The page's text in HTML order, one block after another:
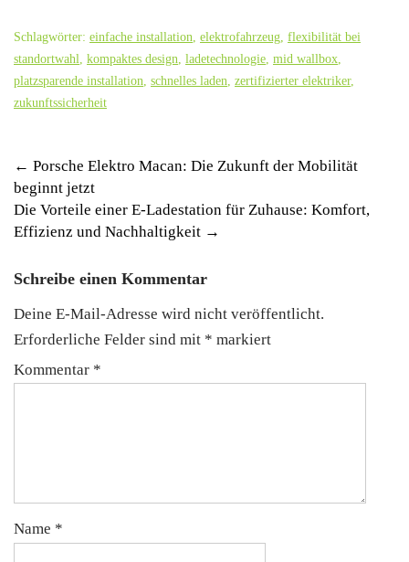
Schlagwörter: einfache installation elektrofahrzeug flexibilität bei
standortwahl kompaktes design ladetechnologie mid wallbox
platzsparende installation schnelles laden zertifizierter elektriker,
zukunftssicherheit
Post
navigation
← Porsche Elektro Macan: Die Zukunft der Mobilität
beginnt jetzt
Die Vorteile einer E-Ladestation für Zuhause: Komfort,
Effizienz und Nachhaltigkeit →
Schreibe einen Kommentar
Deine E-Mail-Adresse wird nicht veröffentlicht.
Erforderliche Felder sind mit * markiert
Kommentar *
Name *